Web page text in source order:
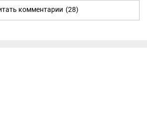
комментарии (28)